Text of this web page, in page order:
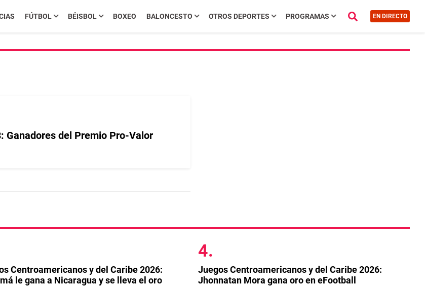
FÚTBOL BÉISBOL BOXEO BALONCESTO OTROS DEPORTES PROGRAMAS EN DIRECTO
Ganadores del Premio Pro-Valor
Centroamericanos y del Caribe 2026:
le gana a Nicaragua y se lleva el oro
Juegos Centroamericanos y del Caribe 2026:
Jhonnatan Mora gana oro en eFootball